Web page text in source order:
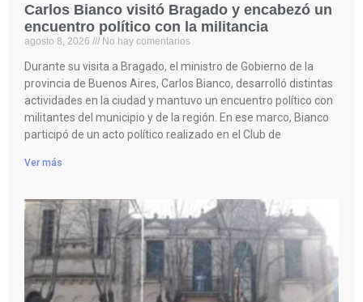
Carlos Bianco visitó Bragado y encabezó un
encuentro político con la militancia
agosto 8, 2026 No hay comentarios
Durante su visita a Bragado, el ministro de Gobierno de la
provincia de Buenos Aires, Carlos Bianco, desarrolló distintas
actividades en la ciudad y mantuvo un encuentro político con
militantes del municipio y de la región. En ese marco, Bianco
participó de un acto político realizado en el Club de
Ver más